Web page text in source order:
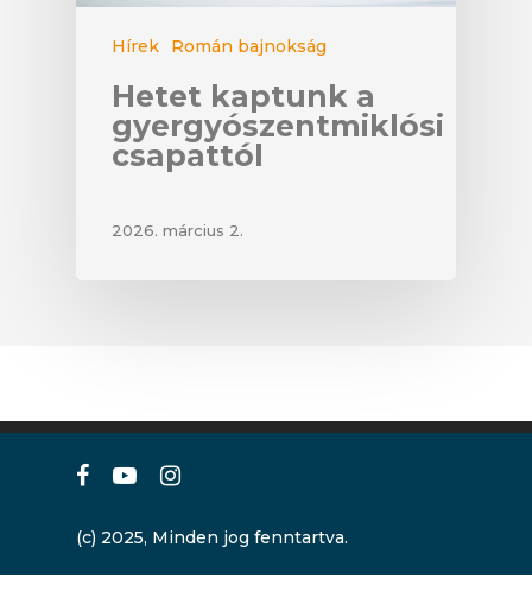
Hírek Román bajnokság
Hetet kaptunk a
gyergyószentmiklósi
csapattól
2026. március 2.
facebookyoutubeinstagram
(c) 2025, Minden jog fenntartva.